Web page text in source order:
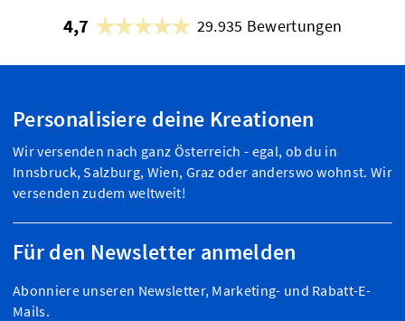
4,7 29.935 Bewertungen
Personalisiere deine Kreationen
Wir versenden nach ganz Österreich - egal, ob du in
Innsbruck, Salzburg, Wien, Graz oder anderswo wohnst. Wir
versenden zudem weltweit!
Für den Newsletter anmelden
Abonniere unseren Newsletter, Marketing- und Rabatt-E-
Mails.